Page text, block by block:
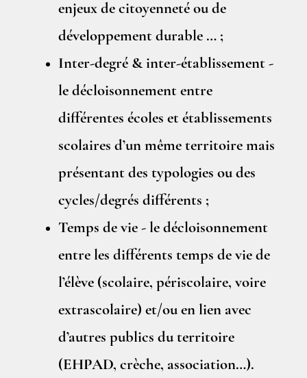
enjeux de citoyenneté ou de
développement durable … ;
Inter-degré & inter-établissement -
le décloisonnement entre
différentes écoles et établissements
scolaires d’un même territoire mais
présentant des typologies ou des
cycles/degrés différents ;
Temps de vie - le décloisonnement
entre les différents temps de vie de
l’élève(scolaire, périscolaire, voire
extrascolaire) et/ou en lien avec
d’autres publics du territoire
(EHPAD, crèche, association…).